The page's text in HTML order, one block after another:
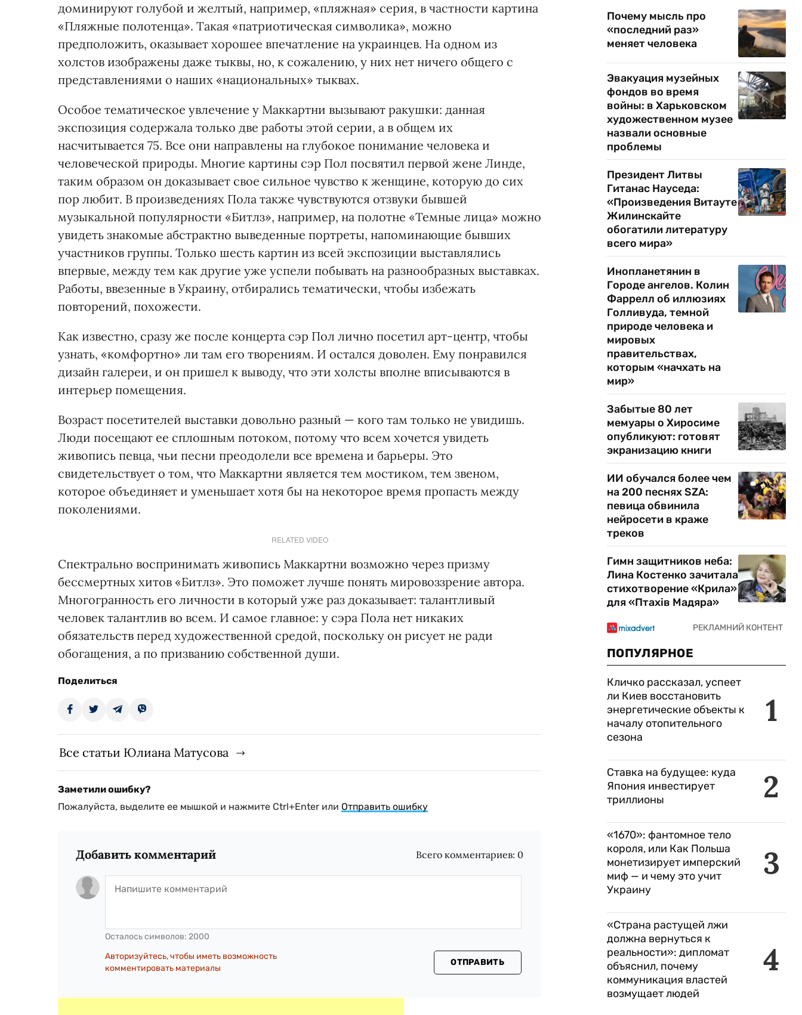
доминируют голубой и желтый, например, «пляжная» серия, в частности картина
«Пляжные полотенца». Такая «патриотическая символика», можно
предположить, оказывает хорошее впечатление на украинцев. На одном из
холстов изображены даже тыквы, но, к сожалению, у них нет ничего общего с
представлениями о наших «национальных» тыквах.
Особое тематическое увлечение у Маккартни вызывают ракушки: данная
экспозиция содержала только две работы этой серии, а в общем их
насчитывается 75. Все они направлены на глубокое понимание человека и
человеческой природы. Многие картины сэр Пол посвятил первой жене Линде,
таким образом он доказывает свое сильное чувство к женщине, которую до сих
пор любит. В произведениях Пола также чувствуются отзвуки бывшей
музыкальной популярности «Битлз», например, на полотне «Темные лица» можно
увидеть знакомые абстрактно выведенные портреты, напоминающие бывших
участников группы. Только шесть картин из всей экспозиции выставлялись
впервые, между тем как другие уже успели побывать на разнообразных выставках.
Работы, ввезенные в Украину, отбирались тематически, чтобы избежать
повторений, похожести.
Как известно, сразу же после концерта сэр Пол лично посетил арт-центр, чтобы
узнать, «комфортно» ли там его творениям. И остался доволен. Ему понравился
дизайн галереи, и он пришел к выводу, что эти холсты вполне вписываются в
интерьер помещения.
Возраст посетителей выставки довольно разный — кого там только не увидишь.
Люди посещают ее сплошным потоком, потому что всем хочется увидеть
живопись певца, чьи песни преодолели все времена и барьеры. Это
свидетельствует о том, что Маккартни является тем мостиком, тем звеном,
которое объединяет и уменьшает хотя бы на некоторое время пропасть между
поколениями.
RELATED VIDEO
Спектрально воспринимать живопись Маккартни возможно через призму
бессмертных хитов «Битлз». Это поможет лучше понять мировоззрение автора.
Многогранность его личности в который уже раз доказывает: талантливый
человек талантлив во всем. И самое главное: у сэра Пола нет никаких
обязательств перед художественной средой, поскольку он рисует не ради
обогащения, а по призванию собственной души.
Поделиться
Все статьи Юлиана Матусова
Заметили ошибку?
Пожалуйста, выделите ее мышкой и нажмите Ctrl+Enter или Отправить ошибку
Добавить комментарий Всего комментариев: 0
Осталось символов: 2000
Авторизуйтесь, чтобы иметь возможность
комментировать материалы
ОТПРАВИТЬ
Почему мысль про
«последний раз»
меняет человека
Эвакуация музейных
фондов во время
войны: в Харьковском
художественном музее
назвали основные
проблемы
Президент Литвы
Гитанас Науседа:
«Произведения Витауте
Жилинскайте
обогатили литературу
всего мира»
Инопланетянин в
Городе ангелов. Колин
Фаррелл об иллюзиях
Голливуда, темной
природе человека и
мировых
правительствах,
которым «начхать на
мир»
Забытые 80 лет
мемуары о Хиросиме
опубликуют: готовят
экранизацию книги
ИИ обучался более чем
на 200 песнях SZA:
певица обвинила
нейросети в краже
треков
Гимн защитников неба:
Лина Костенко зачитала
стихотворение «Крила»
для «Птахів Мадяра»
ПОПУЛЯРНОЕ
1
Кличко рассказал, успеет
ли Киев восстановить
энергетические объекты к
началу отопительного
сезона
2
Ставка на будущее: куда
Япония инвестирует
триллионы
3
«1670»: фантомное тело
короля, или Как Польша
монетизирует имперский
миф — и чему это учит
Украину
4
«Страна растущей лжи
должна вернуться к
реальности»: дипломат
объяснил, почему
коммуникация властей
возмущает людей